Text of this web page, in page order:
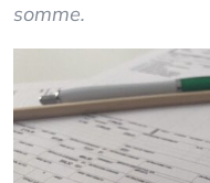
somme.